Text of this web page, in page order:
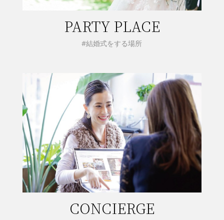
PARTY PLACE
#結婚式をする場所
CONCIERGE